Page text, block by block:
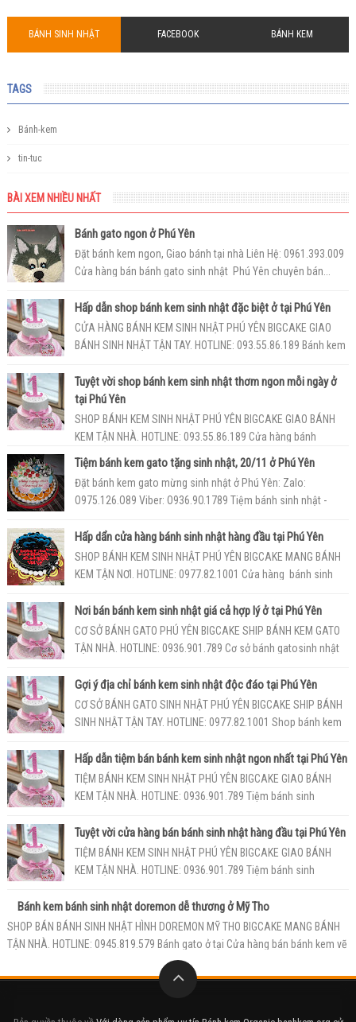
BÁNH SINH NHẬT FACEBOOK BÁNH KEM
TAGS
Bánh-kem
tin-tuc
BÀI XEM NHIỀU NHẤT
Bánh gato ngon ở Phú Yên
Đặt bánh kem ngon, Giao bánh tại nhà Liên Hệ: 0961.393.009
Cửa hàng bán bánh gato sinh nhật Phú Yên chuyên bán...
Hấp dẫn shop bánh kem sinh nhật đặc biệt ở tại Phú Yên
CỬA HÀNG BÁNH KEM SINH NHẬT PHÚ YÊN BIGCAKE GIAO
BÁNH SINH NHẬT TẬN TAY. HOTLINE: 093.55.86.189 Bánh kem
Tuyệt vời shop bánh kem sinh nhật thơm ngon mỗi ngày ở
tại Phú Yên
SHOP BÁNH KEM SINH NHẬT PHÚ YÊN BIGCAKE GIAO BÁNH
KEM TẬN NHÀ. HOTLINE: 093.55.86.189 Cửa hàng bánh
Tiệm bánh kem gato tặng sinh nhật, 20/11 ở Phú Yên
Đặt bánh kem gato mừng sinh nhật ở Phú Yên: Zalo:
O975.126.O89 Viber: O936.9O.1789 Tiệm bánh sinh nhật -
Hấp dẩn cửa hàng bánh sinh nhật hàng đầu tại Phú Yên
SHOP BÁNH KEM SINH NHẬT PHÚ YÊN BIGCAKE MANG BÁNH
KEM TẬN NƠI. HOTLINE: 0977.82.1001 Cửa hàng bánh sinh
Nơi bán bánh kem sinh nhật giá cả hợp lý ở tại Phú Yên
CƠ SỞ BÁNH GATO PHÚ YÊN BIGCAKE SHIP BÁNH KEM GATO
TẬN NHÀ. HOTLINE: 0936.901.789 Cơ sở bánh gatosinh nhật
Gợi ý địa chỉ bánh kem sinh nhật độc đáo tại Phú Yên
CƠ SỞ BÁNH GATO SINH NHẬT PHÚ YÊN BIGCAKE SHIP BÁNH
SINH NHẬT TẬN TAY. HOTLINE: 0977.82.1001 Shop bánh kem
Hấp dẫn tiệm bán bánh kem sinh nhật ngon nhất tại Phú Yên
TIỆM BÁNH KEM SINH NHẬT PHÚ YÊN BIGCAKE GIAO BÁNH
KEM TẬN NHÀ. HOTLINE: 0936.901.789 Tiệm bánh sinh
Tuyệt vời cửa hàng bán bánh sinh nhật hàng đầu tại Phú Yên
TIỆM BÁNH KEM SINH NHẬT PHÚ YÊN BIGCAKE GIAO BÁNH
KEM TẬN NHÀ. HOTLINE: 0936.901.789 Tiệm bánh sinh
Bánh kem bánh sinh nhật doremon dễ thương ở Mỹ Tho
SHOP BÁN BÁNH SINH NHẬT HÌNH DOREMON MỸ THO BIGCAKE MANG BÁNH
TẬN NHÀ. HOTLINE: 0945.819.579 Bánh gato ở tại Cửa hàng bán bánh kem vẽ